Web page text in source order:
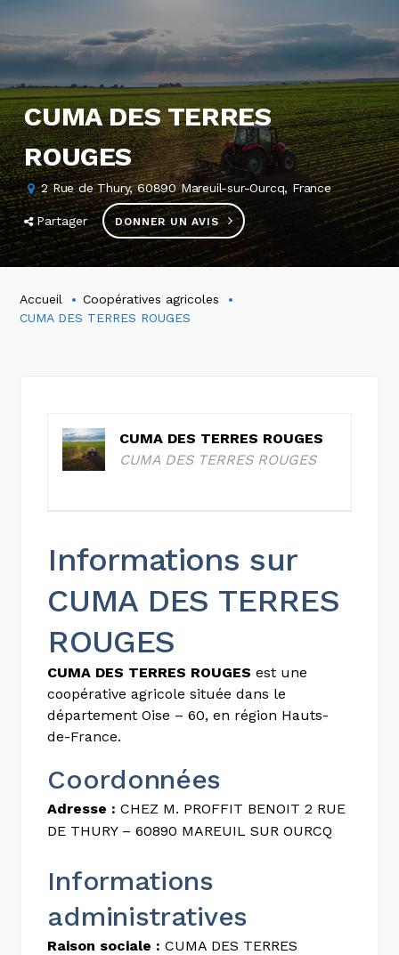
CUMA DES TERRES
ROUGES
2 Rue de Thury, 60890 Mareuil-sur-Ourcq, France
Partager DONNER UN AVIS
Accueil
Coopératives agricoles
CUMA DES TERRES ROUGES
CUMA DES TERRES ROUGES
CUMA DES TERRES ROUGES
Informations sur
CUMA DES TERRES
ROUGES
CUMA DES TERRES ROUGES est une
coopérative agricole située dans le
département Oise – 60, en région Hauts-
de-France.
Coordonnées
Adresse : CHEZ M. PROFFIT BENOIT 2 RUE
DE THURY – 60890 MAREUIL SUR OURCQ
Informations
administratives
Raison sociale : CUMA DES TERRES